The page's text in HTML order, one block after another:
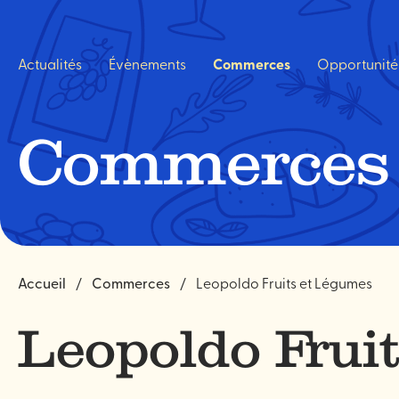
Navigation
rapide
Actualités
Évènements Commerces
Commerces
Accueil Commerces Leopoldo Fruits et Légumes
Leopoldo